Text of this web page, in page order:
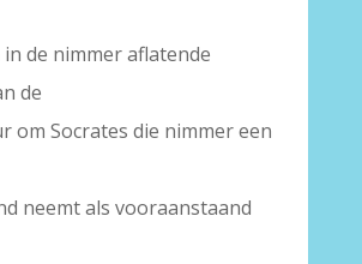
de nimmer aflatende
de
om Socrates die nimmer een
neemt als vooraanstaand